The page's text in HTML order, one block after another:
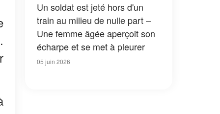
Un soldat est jeté hors d'un
train au milieu de nulle part –
Une femme âgée aperçoit son
écharpe et se met à pleurer
05 juin 2026